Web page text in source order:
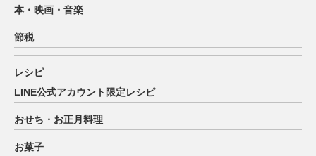
本・映画・音楽
節税
レシピ
LINE公式アカウント限定レシピ
おせち・お正月料理
お菓子